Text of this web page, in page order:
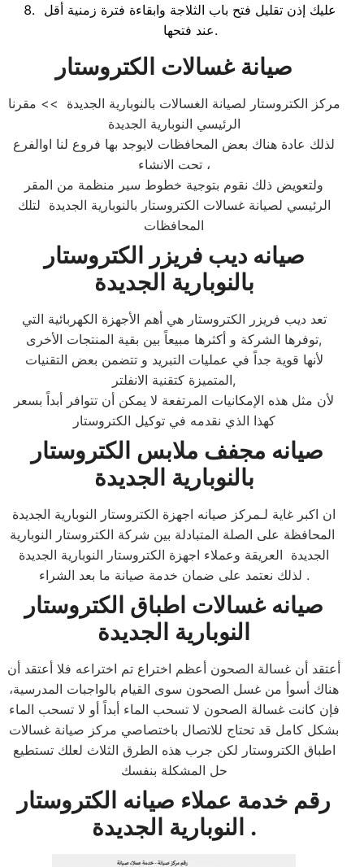
عليك إذن تقليل فتح باب الثلاجة وابقاءة فترة زمنية أقل
عند فتحها.
صيانة غسالات الكتروستار
مركز الكتروستار لصيانة الغسالات بالنوبارية الجديدة >> مقرنا
الرئيسي النوبارية الجديدة
لذلك عادة هناك بعض المحافظات لايوجد بها فروع لنا اوالفرع
تحت الانشاء ،
ولتعويض ذلك نقوم بتوجية خطوط سير منظمة من المقر
الرئيسي لصيانة غسالات الكتروستار بالنوبارية الجديدة لتلك
المحافظات
صيانه ديب فريزر الكتروستار
بالنوبارية الجديدة
تعد ديب فريزر الكتروستار هي أهم الأجهزة الكهربائية التي
توفرها الشركة و أكثرها مبيعاً بين بقية المنتجات الأخرى,
لأنها قوية جداً في عمليات التبريد و تتضمن بعض التقنيات
المتميزة كتقنية الانفلتر,
لأن مثل هذه الإمكانيات المرتفعة لا يمكن أن تتوافر أبداً بسعر
كهذا الذي نقدمه في توكيل الكتروستار
بالنوبارية الجديدة
ان اكبر غاية لـمركز صيانه اجهزة الكتروستار النوبارية الجديدة
المحافظة على الصلة المتبادلة بين شركة الكتروستار النوبارية
الجديدة العريقة وعملاء اجهزة الكتروستار النوبارية الجديدة
لذلك نعتمد على ضمان خدمة صيانة ما بعد الشراء.​
صيانه غسالات اطباق الكتروستار
النوبارية الجديدة
أعتقد أن غسالة الصحون أعظم اختراع تم اختراعه فلا أعتقد أن
هناك أسوأ من غسل الصحون سوى القيام بالواجبات المدرسية،
فإن كانت غسالة الصحون لا تسحب الماء أبداً أو لا تسحب الماء
بشكل كامل قد تحتاج للاتصال باختصاصي مركز صيانة غسالات
اطباق الكتروستار لكن جرب هذه الطرق الثلاث لعلك تستطيع
حل المشكلة بنفسك
رقم خدمة عملاء صيانه الكتروستار
النوبارية الجديدة .